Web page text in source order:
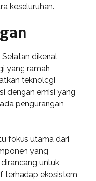
keseluruhan.
dikenal
yang ramah
teknologi
dengan emisi yang
pengurangan
fokus utama dari
yang
untuk
terhadap ekosistem